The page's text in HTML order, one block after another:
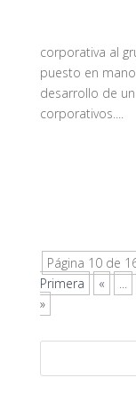
corporativa al
puesto en
desarrollo de
corporativos....
Página 10 de
Primera
« ...
»